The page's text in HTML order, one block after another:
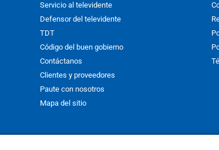
Servicio al televidente
Defensor del televidente
TDT
Código del buen gobierno
Contáctanos
Clientes y proveedores
Paute con nosotros
Mapa del sitio